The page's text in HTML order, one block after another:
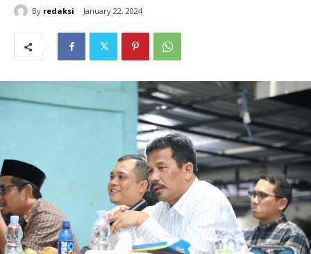
By redaksi January 22, 2024